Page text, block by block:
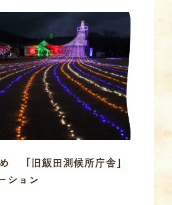
「旧飯田測候所庁舎」
ション